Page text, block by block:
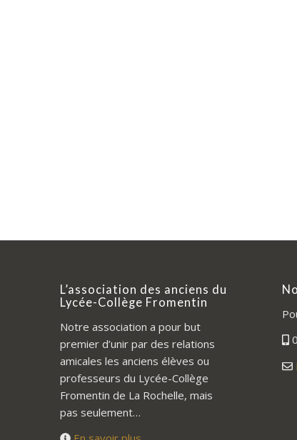
L’association des anciens du
Lycée-Collège Fromentin
Notre association a pour but
premier d’unir par des relations
amicales les anciens élèves ou
professeurs du Lycée-Collège
Fromentin de La Rochelle, mais
pas seulement…